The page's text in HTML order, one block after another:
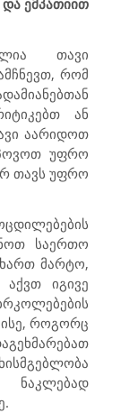
და ემპათიით
თავი
რომ
ან
აარიდოთ
უფრო
თავს უფრო
საერთო
მარტო,
აქვთ იგივე
ისე, როგორც